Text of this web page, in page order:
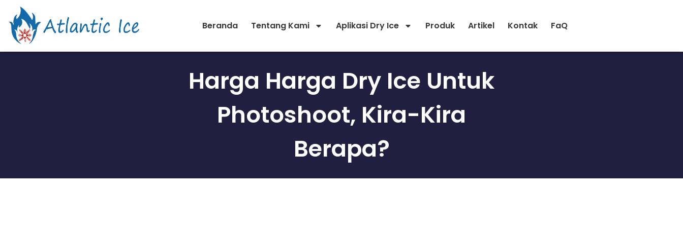
Beranda Tentang Kami Aplikasi Dry Ice Produk Artikel Kontak FaQ
Harga Harga Dry Ice Untuk
Photoshoot, Kira-Kira
Berapa?